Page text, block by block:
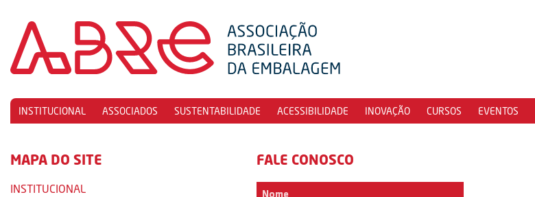
INSTITUCIONAL ASSOCIADOS SUSTENTABILIDADE ACESSIBILIDADE INOVAÇÃO CURSOS EVENTOS
MAPA DO SITE
INSTITUCIONAL
FALE CONOSCO